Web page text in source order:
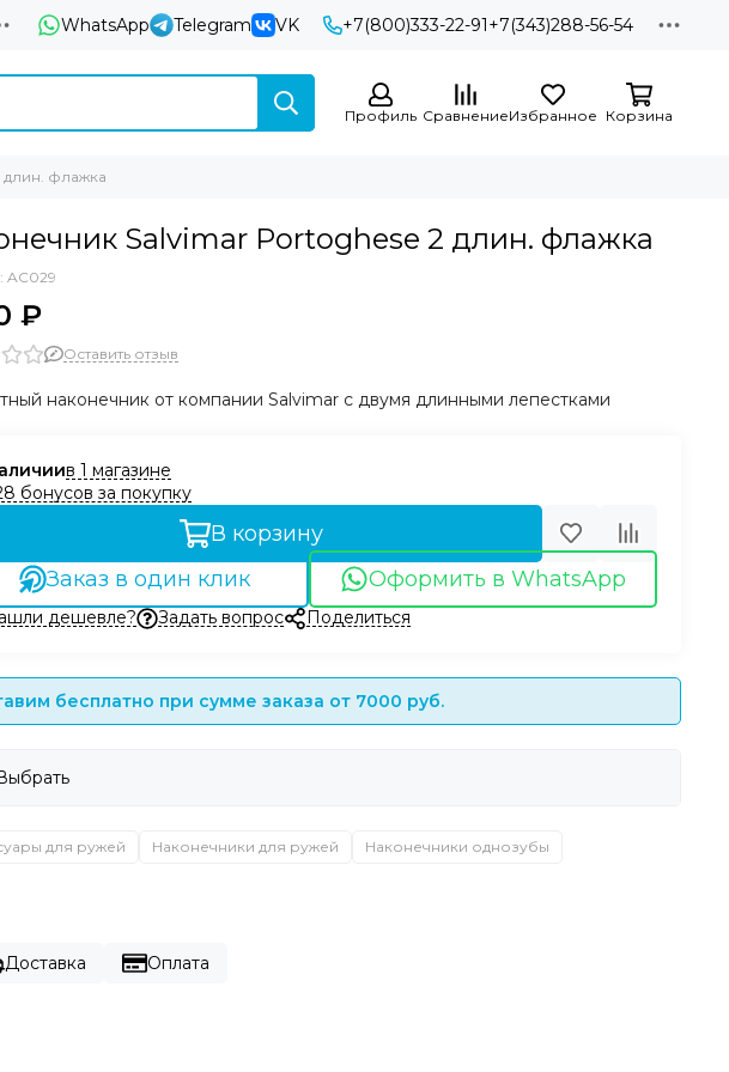
WhatsApp Telegram VK +7(800)333-22-91+7(343)288-56-54
Профиль СравнениеИзбранное Корзина
длин. флажка
Salvimar Portoghese 2 длин. флажка
AC029
₽
Оставить отзыв
наконечник от компании Salvimar с двумя длинными лепестками
в 1 магазине
бонусов за покупку
В корзину
Заказ в один клик
Оформить в WhatsApp
дешевле? Задать вопрос Поделиться
бесплатно при сумме заказа от 7000 руб.
Выбрать
для ружей Наконечники для ружей Наконечники однозубы
Доставка Оплата